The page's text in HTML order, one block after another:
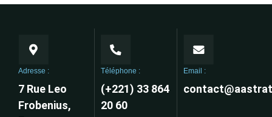
Adresse :
7 Rue Leo
Frobenius,
Téléphone :
(+221) 33 864
20 60
Email :